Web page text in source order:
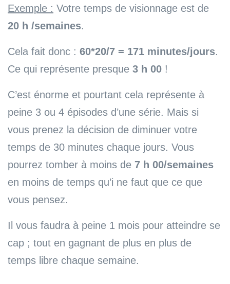
Exemple : Votre temps de visionnage est de
20 h /semaines.
Cela fait donc : 60*20/7 = 171 minutes/jours.
Ce qui représente presque 3 h 00 !
C’est énorme et pourtant cela représente à
peine 3 ou 4 épisodes d’une série. Mais si
vous prenez la décision de diminuer votre
temps de 30 minutes chaque jours. Vous
pourrez tomber à moins de 7 h 00/semaines
en moins de temps qu’i ne faut que ce que
vous pensez.
Il vous faudra à peine 1 mois pour atteindre se
cap ; tout en gagnant de plus en plus de
temps libre chaque semaine.